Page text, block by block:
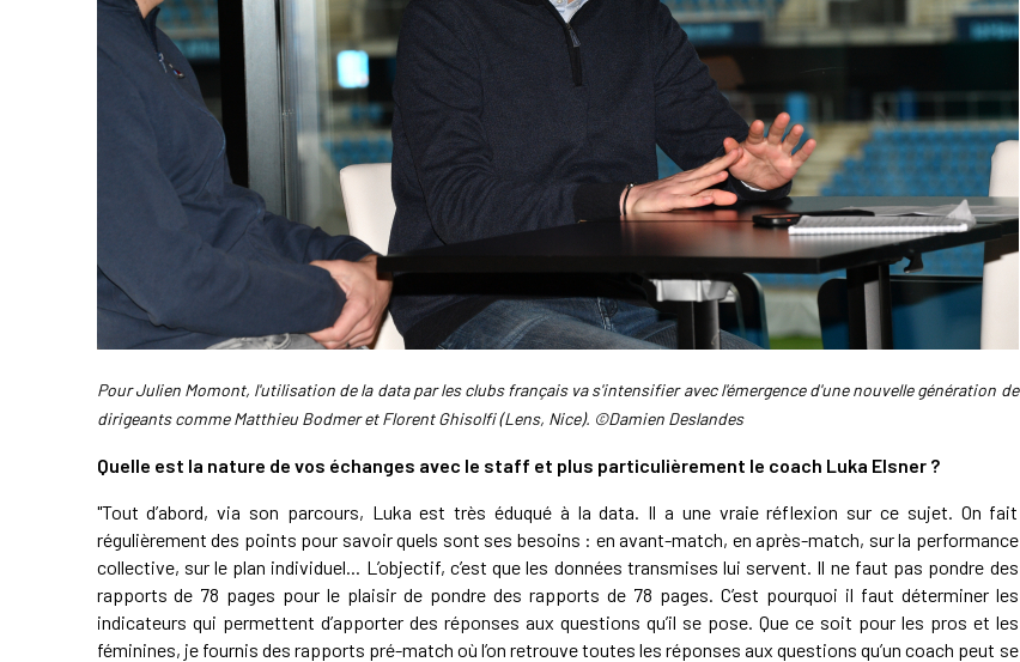
Pour Julien Momont, l'utilisation de la data par les clubs français va s'intensifier avec l'émergence d'une nouvelle génération de
dirigeants comme Matthieu Bodmer et Florent Ghisolfi (Lens, Nice). ©Damien Deslandes
Quelle est la nature de vos échanges avec le staff et plus particulièrement le coach Luka Elsner ?
"Tout d’abord, via son parcours, Luka est très éduqué à la data. Il a une vraie réflexion sur ce sujet. On fait
régulièrement des points pour savoir quels sont ses besoins : en avant-match, en après-match, sur la performance
collective, sur le plan individuel... L’objectif, c’est que les données transmises lui servent. Il ne faut pas pondre des
rapports de 78 pages pour le plaisir de pondre des rapports de 78 pages. C’est pourquoi il faut déterminer les
indicateurs qui permettent d’apporter des réponses aux questions qu’il se pose. Que ce soit pour les pros et les
féminines, je fournis des rapports pré-match où l’on retrouve toutes les réponses aux questions qu’un coach peut se